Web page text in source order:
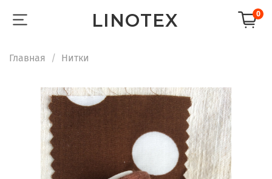
LINOTEX 0
Главная Нитки